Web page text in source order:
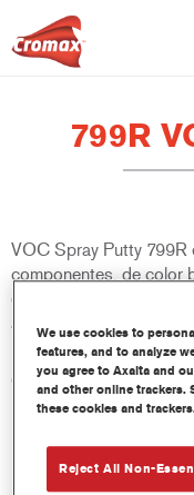
799R
VOC Spray Putty 799R
componentes, de color
endurecedor de
acero desnudo y
Características del
Mejora la
Fácil de aplicar con
Alta cubrición.
We use cookies to
features, and to analyze
you agree to Axalta and
and other online trackers.
these cookies and
Reject All Non-